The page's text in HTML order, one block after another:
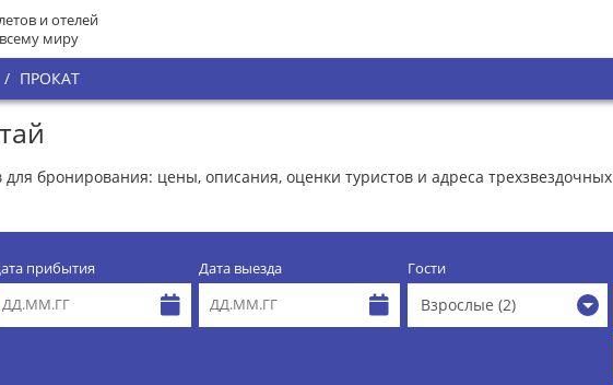
и отелей
миру
/ ПРОКАТ
бронирования: цены, описания, оценки туристов и адреса трехзвездочных
прибытия Дата выезда Гости
Взрослые (2)